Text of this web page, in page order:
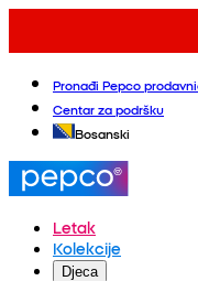
Pronađi Pepco
Centar za podršku
Bosanski
Letak
Kolekcije
Djeca